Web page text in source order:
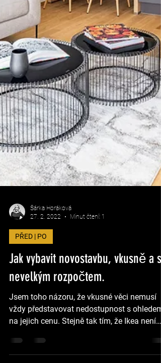
27. 2. 2022
Minut čtení: 1
PŘED | PO
Jak vybavit novostavbu, vkusně a s
nevelkým rozpočtem.
Jsem toho názoru, že vkusné věci nemusí